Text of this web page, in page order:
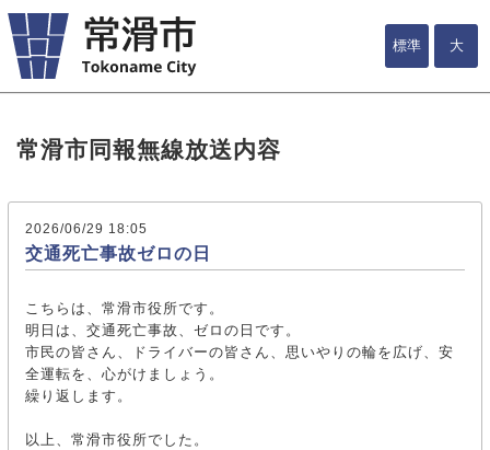
標準 大
常滑市同報無線放送内容
2026/06/29 18:05
交通死亡事故ゼロの日
こちらは、常滑市役所です。
明日は、交通死亡事故、ゼロの日です。
市民の皆さん、ドライバーの皆さん、思いやりの輪を広げ、安
全運転を、心がけましょう。
繰り返します。
以上、常滑市役所でした。